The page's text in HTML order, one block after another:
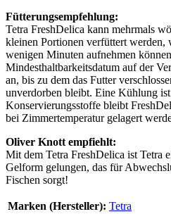
Fütterungsempfehlung:
Tetra FreshDelica kann mehrmals
kleinen Portionen verfüttert werden,
wenigen Minuten aufnehmen
Mindesthaltbarkeitsdatum auf der
an, bis zu dem das Futter
unverdorben bleibt. Eine Kühlung
Konservierungsstoffe bleibt
bei Zimmertemperatur gelagert
Oliver Knott empfiehlt:
Mit dem Tetra FreshDelica ist Tetra
Gelform gelungen, das für
Fischen sorgt!
Marken (Hersteller): Tetra